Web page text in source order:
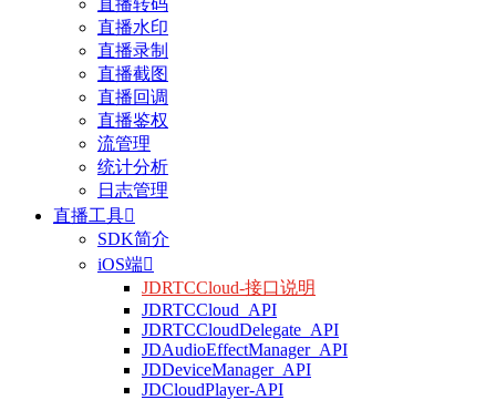
直播水印
直播录制
直播截图
直播回调
直播鉴权
流管理
统计分析
日志管理
直播工具
SDK简介
iOS端
JDRTCCloud-接口说明
JDRTCCloud_API
JDRTCCloudDelegate_API
JDAudioEffectManager_API
JDDeviceManager_API
JDCloudPlayer-API